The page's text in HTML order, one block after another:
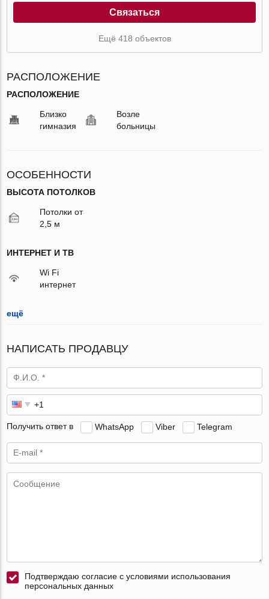
Связаться
Ещё 418 объектов
РАСПОЛОЖЕНИЕ
РАСПОЛОЖЕНИЕ
Близко
гимназия
Возле
больницы
ОСОБЕННОСТИ
ВЫСОТА ПОТОЛКОВ
Потолки от
2,5 м
ИНТЕРНЕТ И ТВ
Wi Fi
интернет
ещё
НАПИСАТЬ ПРОДАВЦУ
Получить ответ в WhatsApp Viber Telegram
Подтверждаю согласие с условиями использования
персональных данных